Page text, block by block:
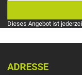
Dieses Angebot ist
ADRESSE